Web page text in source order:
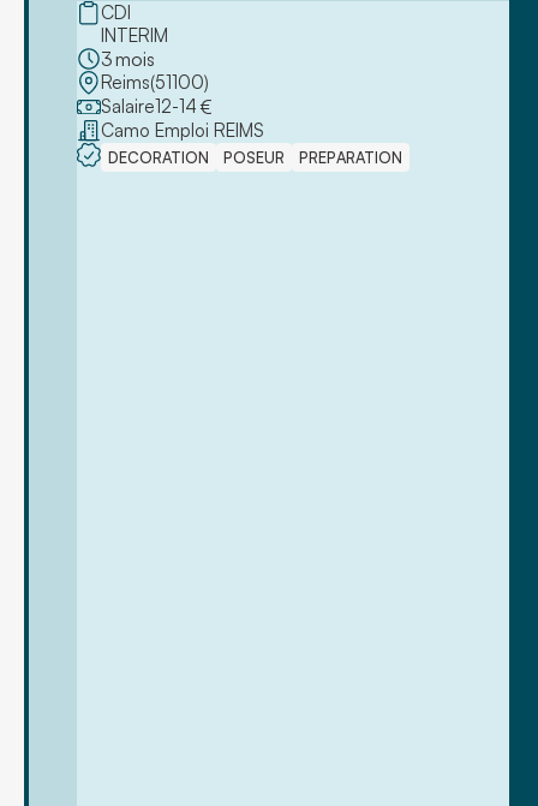
CDI
INTERIM
3mois
Reims(51100)
Salaire12-14 €
Camo Emploi REIMS
DECORATION POSEUR PREPARATION